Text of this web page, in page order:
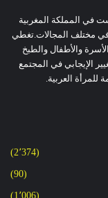
في المملكة المغربية
العربية في مختلف المجالات.تغطي
والأطفال والطبخ
الإيجابي في المجتمع
للمرأة العربية.
(2٬374)
(90)
(1٬006)